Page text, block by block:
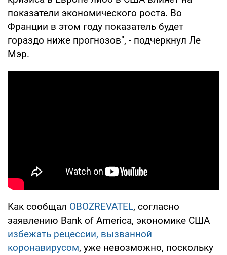
показатели экономического роста. Во
Франции в этом году показатель будет
гораздо ниже прогнозов", - подчеркнул Ле
Мэр.
Как сообщал OBOZREVATEL, согласно
заявлению Bank of America, экономике США
избежать рецессии, вызванной
коронавирусом, уже невозможно, поскольку